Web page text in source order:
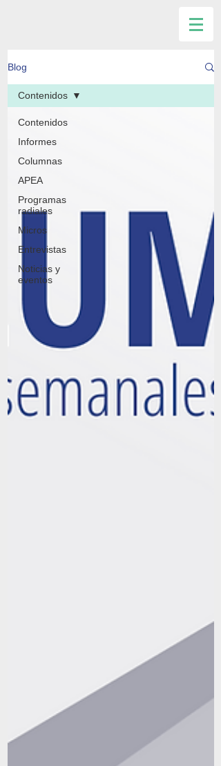
Blog
Contenidos
Informes
Columnas
APEA
Programas
radiales
Micros
Entrevistas
Noticias y
eventos
Contenidos